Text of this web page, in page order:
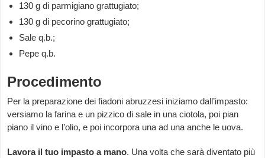
130 g di parmigiano grattugiato;
130 g di pecorino grattugiato;
Sale q.b.;
Pepe q.b.
Procedimento
Per la preparazione dei fiadoni abruzzesi iniziamo dall’impasto:
versiamo la farina e un pizzico di sale in una ciotola, poi pian
piano il vino e l’olio, e poi incorpora una ad una anche le uova.
Lavora il tuo impasto a mano. Una volta che sarà diventato più